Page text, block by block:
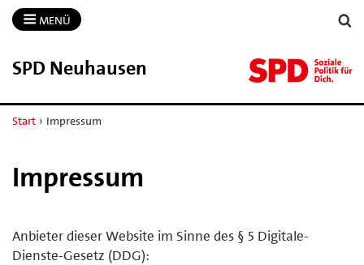
MENÜ
SPD Neuhausen
Start › Impressum
Impressum
Anbieter dieser Website im Sinne des § 5 Digitale-
Dienste-Gesetz (DDG):